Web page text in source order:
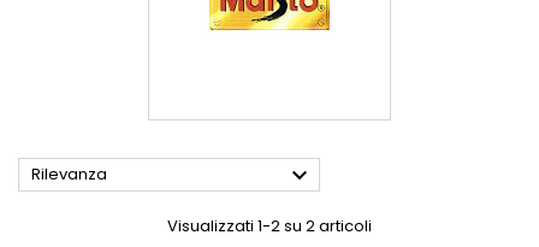
Rilevanza 
Visualizzati 1-2 su 2 articoli